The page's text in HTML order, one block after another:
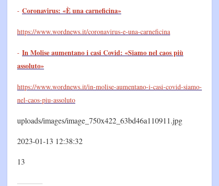
- Coronavirus: «È una carneficina»
https://www.wordnews.it/coronavirus-e-una-carneficina
- In Molise aumentano i casi Covid: «Siamo nel caos più
assoluto»
https://www.wordnews.it/in-molise-aumentano-i-casi-covid-siamo-
nel-caos-piu-assoluto
uploads/images/image_750x422_63bd46a110911.jpg
2023-01-13 12:38:32
13